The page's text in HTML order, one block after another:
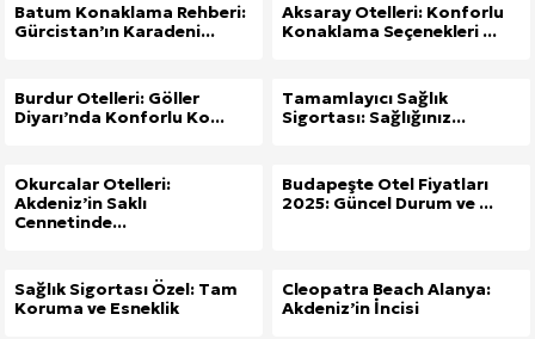
Batum Konaklama Rehberi:
Gürcistan’ın Karadeni...
Aksaray Otelleri: Konforlu
Konaklama Seçenekleri ...
Burdur Otelleri: Göller
Diyarı’nda Konforlu Ko...
Tamamlayıcı Sağlık
Sigortası: Sağlığınız...
Okurcalar Otelleri:
Akdeniz’in Saklı
Cennetinde...
Budapeşte Otel Fiyatları
2025: Güncel Durum ve ...
Sağlık Sigortası Özel: Tam
Koruma ve Esneklik
Cleopatra Beach Alanya:
Akdeniz’in İncisi